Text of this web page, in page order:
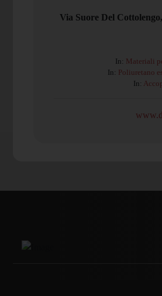
Via Suore Del
In: Materiali
In: Poliuretano
In: